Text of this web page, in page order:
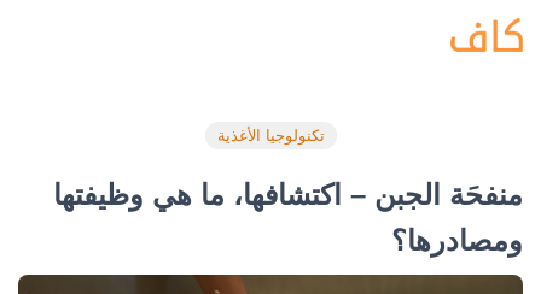
تكنولوجيا الأغذية
منفحَة الجبن – اكتشافها، ما هي وظيفتها
ومصادرها؟